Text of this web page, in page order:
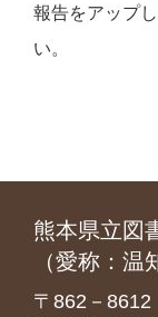
報告をアップ
い。
熊本県立図
（愛称：温
〒862－8612